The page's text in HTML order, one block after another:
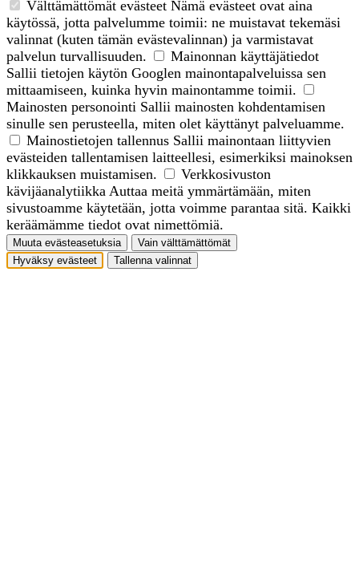
Välttämättömät evästeet Nämä evästeet ovat aina
käytössä, jotta palvelumme toimii: ne muistavat tekemäsi
valinnat (kuten tämän evästevalinnan) ja varmistavat
palvelun turvallisuuden.
Mainonnan käyttäjätiedot
Sallii tietojen käytön Googlen mainontapalveluissa sen
mittaamiseen, kuinka hyvin mainontamme toimii.
Mainosten personointi Sallii mainosten kohdentamisen
sinulle sen perusteella, miten olet käyttänyt palveluamme.
Mainostietojen tallennus Sallii mainontaan liittyvien
evästeiden tallentamisen laitteellesi, esimerkiksi mainoksen
klikkauksen muistamisen.
Verkkosivuston
kävijäanalytiikka Auttaa meitä ymmärtämään, miten
sivustoamme käytetään, jotta voimme parantaa sitä. Kaikki
keräämämme tiedot ovat nimettömiä.
Muuta evästeasetuksia
Vain välttämättömät
Hyväksy evästeet
Tallenna valinnat